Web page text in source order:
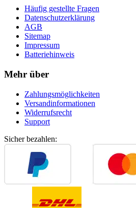
Häufig gestellte Fragen
Datenschutzerklärung
AGB
Sitemap
Impressum
Batteriehinweis
Mehr über
Zahlungsmöglichkeiten
Versandinformationen
Widerrufsrecht
Support
Sicher bezahlen: